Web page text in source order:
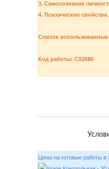
3. Самосознание
4. Психические свойства
Список использованных
Код работы: C02680
Цены на готовые